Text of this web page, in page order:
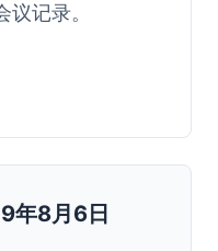
记录。
年8月6日